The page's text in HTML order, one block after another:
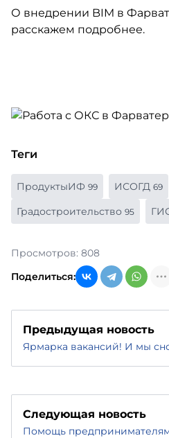
О внедрении BIM в
расскажем подробнее.
Теги
ПродуктыИФ 99 ИСОГД 69
Градостроительство 95
Просмотров: 808
Поделиться:
Предыдущая новость
Ярмарка вакансий! И мы
Следующая новость
Помощь